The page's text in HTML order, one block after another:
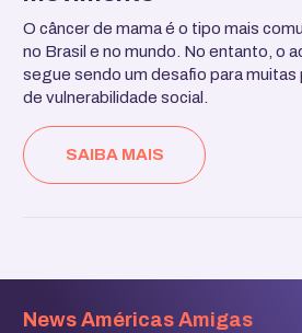
O câncer de mama é o tipo mais
no Brasil e no mundo. No entanto, o
segue sendo um desafio para
de vulnerabilidade social.
SAIBA MAIS
News Américas Amigas